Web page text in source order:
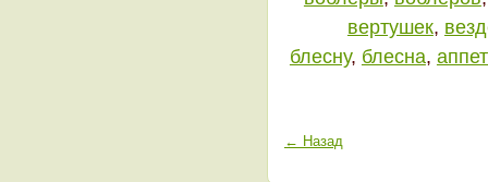
вертушек,
блесну, блесна,
← Назад